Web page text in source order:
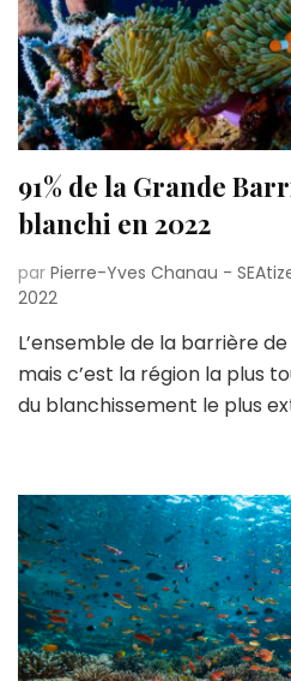
91% de la Grande
blanchi en 2022
par Pierre-Yves Chanau -
2022
L’ensemble de la barrière
mais c’est la région la plus
du blanchissement le plus